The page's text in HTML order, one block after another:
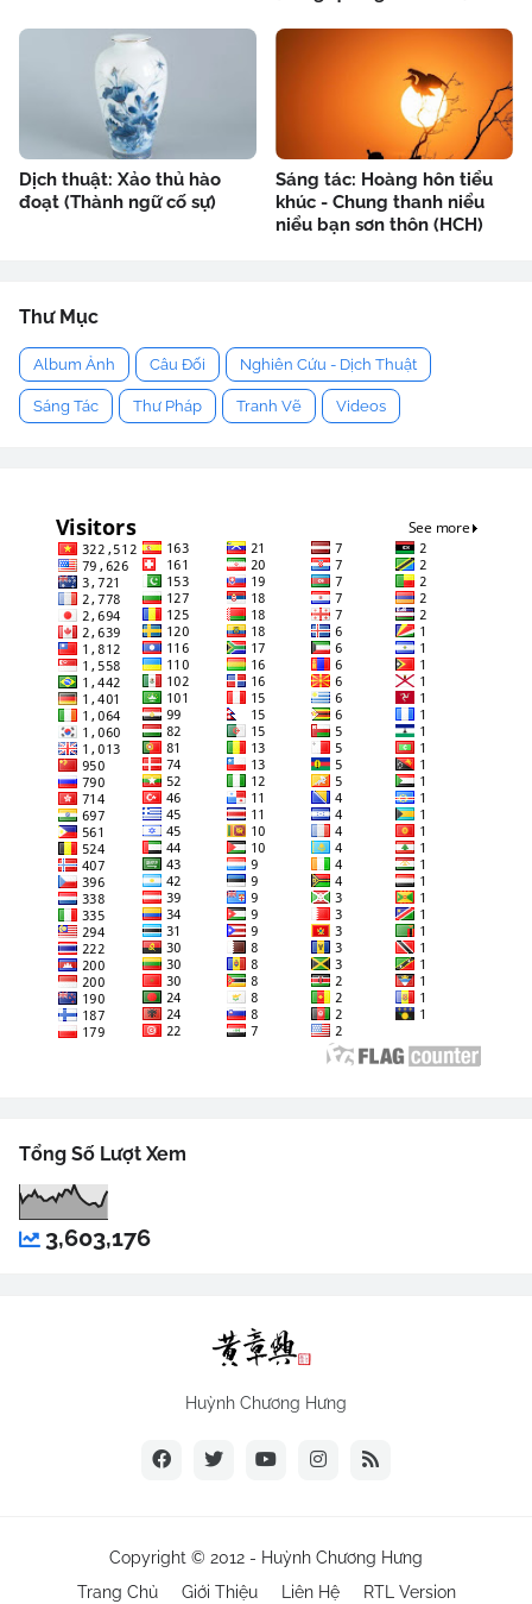
Dịch thuật: Xảo thủ hào
đoạt (Thành ngữ cố sự)
Sáng tác: Hoàng hôn tiểu
khúc - Chung thanh niểu
niểu bạn sơn thôn (HCH)
Thư Mục
Album Ảnh Câu Đối Nghiên Cứu - Dịch Thuật
Sáng Tác Thư Pháp Tranh Vẽ Videos
Tổng Số Lượt Xem
3,603,176
Huỳnh Chương Hưng
Copyright © 2012 - Huỳnh Chương Hưng
Trang Chủ
Giới Thiệu Liên Hệ RTL Version